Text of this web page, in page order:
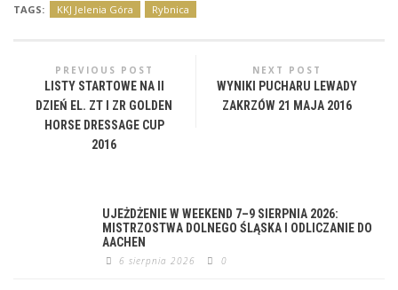
TAGS: KKJ Jelenia Góra Rybnica
PREVIOUS POST
LISTY STARTOWE NA II
DZIEŃ EL. ZT I ZR GOLDEN
HORSE DRESSAGE CUP
2016
NEXT POST
WYNIKI PUCHARU LEWADY
ZAKRZÓW 21 MAJA 2016
UJEŻDŻENIE W WEEKEND 7–9 SIERPNIA 2026:
MISTRZOSTWA DOLNEGO ŚLĄSKA I ODLICZANIE DO
AACHEN
6 sierpnia 2026 0